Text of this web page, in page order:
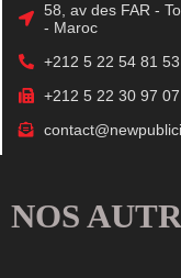
58, av des FAR -
- Maroc
+212 5 22 54 81
+212 5 22 30 97 07
NOS